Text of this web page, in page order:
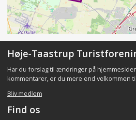
Høje-Taastrup
Har du forslag til ændringer på
kommentarer, er du mere end velkommen
Bliv medlem
Find os